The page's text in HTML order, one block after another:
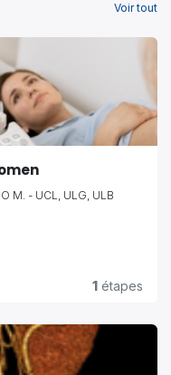
Voir tout
DRAGEAN AC & MEUNIER P. & PEZZULLO M. - UCL, ULG, ULB
1 étapes